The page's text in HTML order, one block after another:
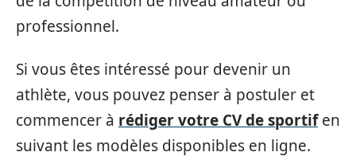
professionnel.
Si vous êtes intéressé pour devenir un
athlète, vous pouvez penser à postuler et
commencer à rédiger votre CV de sportifen
suivant les modèles disponibles en ligne.